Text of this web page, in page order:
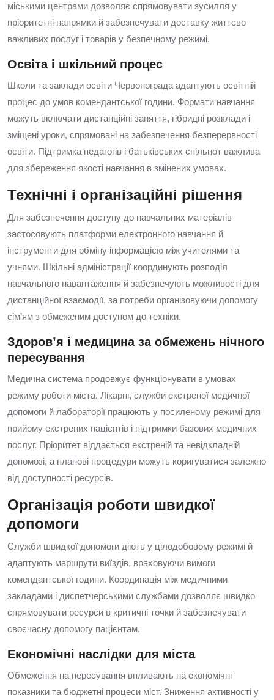
міськими центрами дозволяє спрямовувати зусилля у
пріоритетні напрямки й забезпечувати доставку життєво
важливих послуг і товарів у безпечному режимі.
Освіта і шкільний процес
Школи та заклади освіти Червонограда адаптують освітній
процес до умов комендантської години. Формати навчання
можуть включати дистанційні заняття, гібридні розклади і
зміщені уроки, спрямовані на забезпечення безперервності
освіти. Підтримка педагогів і батьківських спільнот важлива
для збереження якості навчання в змінених умовах.
Технічні і організаційні рішення
Для забезпечення доступу до навчальних матеріалів
застосовують платформи електронного навчання й
інструменти для обміну інформацією між учителями та
учнями. Шкільні адміністрації координують розподіл
навчального навантаження й забезпечують можливості для
дистанційної взаємодії, за потреби організовуючи допомогу
сімʼям з обмеженим доступом до техніки.
Здоровʼя і медицина за обмежень нічного
пересування
Медична система продовжує функціонувати в умовах
режиму роботи міста. Лікарні, служби екстреної медичної
допомоги й лабораторії працюють у посиленому режимі для
прийому екстрених пацієнтів і підтримки базових медичних
послуг. Пріоритет віддається екстреній та невідкладній
допомозі, а планові процедури можуть коригуватися залежно
від доступності ресурсів.
Організація роботи швидкої
допомоги
Служби швидкої допомоги діють у цілодобовому режимі й
адаптують маршрути виїздів, враховуючи вимоги
комендантської години. Координація між медичними
закладами і диспетчерськими службами дозволяє швидко
спрямовувати ресурси в критичні точки й забезпечувати
своєчасну допомогу пацієнтам.
Економічні наслідки для міста
Обмеження на пересування впливають на економічні
показники та бюджетні процеси міст. Зниження активності у